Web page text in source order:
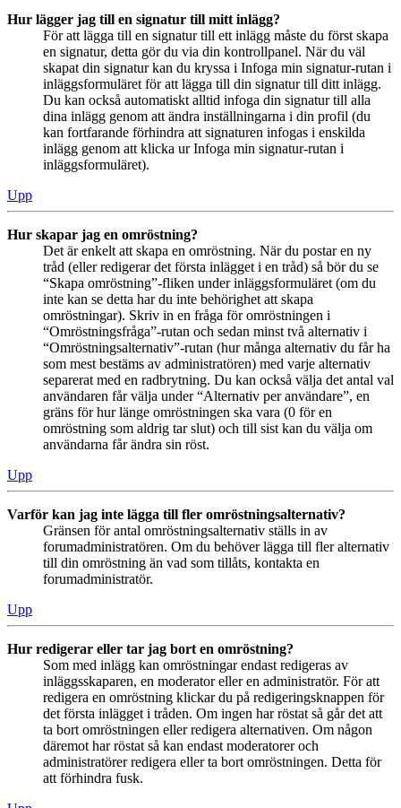
Hur lägger jag till en signatur till mitt inlägg?
För att lägga till en signatur till ett inlägg måste du först skapa
en signatur, detta gör du via din kontrollpanel. När du väl
skapat din signatur kan du kryssa i Infoga min signatur-rutan i
inläggsformuläret för att lägga till din signatur till ditt inlägg.
Du kan också automatiskt alltid infoga din signatur till alla
dina inlägg genom att ändra inställningarna i din profil (du
kan fortfarande förhindra att signaturen infogas i enskilda
inlägg genom att klicka ur Infoga min signatur-rutan i
inläggsformuläret).
Upp
Hur skapar jag en omröstning?
Det är enkelt att skapa en omröstning. När du postar en ny
tråd (eller redigerar det första inlägget i en tråd) så bör du se
“Skapa omröstning”-fliken under inläggsformuläret (om du
inte kan se detta har du inte behörighet att skapa
omröstningar). Skriv in en fråga för omröstningen i
“Omröstningsfråga”-rutan och sedan minst två alternativ i
“Omröstningsalternativ”-rutan (hur många alternativ du får ha
som mest bestäms av administratören) med varje alternativ
separerat med en radbrytning. Du kan också välja det antal val
användaren får välja under “Alternativ per användare”, en
gräns för hur länge omröstningen ska vara (0 för en
omröstning som aldrig tar slut) och till sist kan du välja om
användarna får ändra sin röst.
Upp
Varför kan jag inte lägga till fler omröstningsalternativ?
Gränsen för antal omröstningsalternativ ställs in av
forumadministratören. Om du behöver lägga till fler alternativ
till din omröstning än vad som tillåts, kontakta en
forumadministratör.
Upp
Hur redigerar eller tar jag bort en omröstning?
Som med inlägg kan omröstningar endast redigeras av
inläggsskaparen, en moderator eller en administratör. För att
redigera en omröstning klickar du på redigeringsknappen för
det första inlägget i tråden. Om ingen har röstat så går det att
ta bort omröstningen eller redigera alternativen. Om någon
däremot har röstat så kan endast moderatorer och
administratörer redigera eller ta bort omröstningen. Detta för
att förhindra fusk.